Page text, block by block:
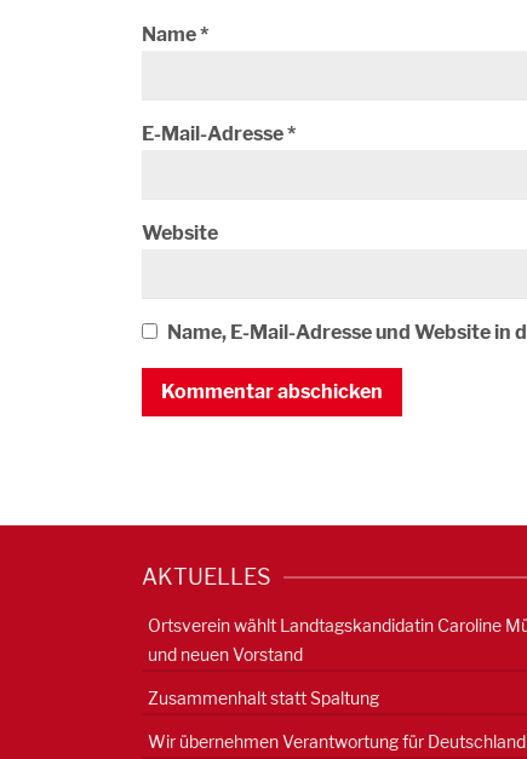
Name*
E-Mail-Adresse*
Website
Name, E-Mail-Adresse und Website
AKTUELLES
Ortsverein wählt Landtagskandidatin Caroline
und neuen Vorstand
Zusammenhalt statt Spaltung
Wir übernehmen Verantwortung für Deutschland